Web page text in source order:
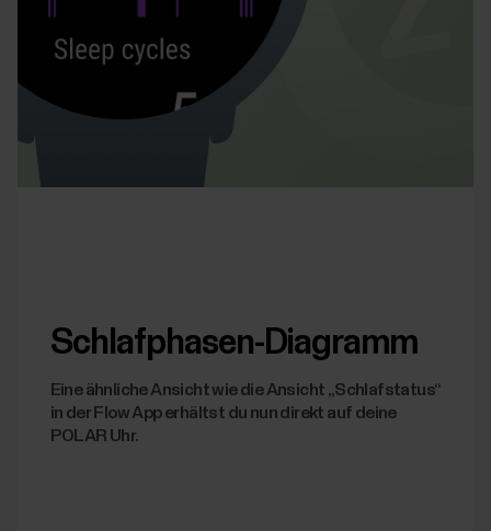
Schlafphasen-Diagramm
Eine ähnliche Ansicht wie die Ansicht „Schlafstatus“
in der Flow App erhältst du nun direkt auf deine
POLAR Uhr.